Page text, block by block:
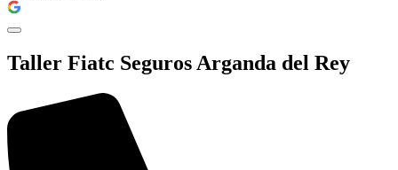
Taller Fiatc Seguros Arganda del Rey